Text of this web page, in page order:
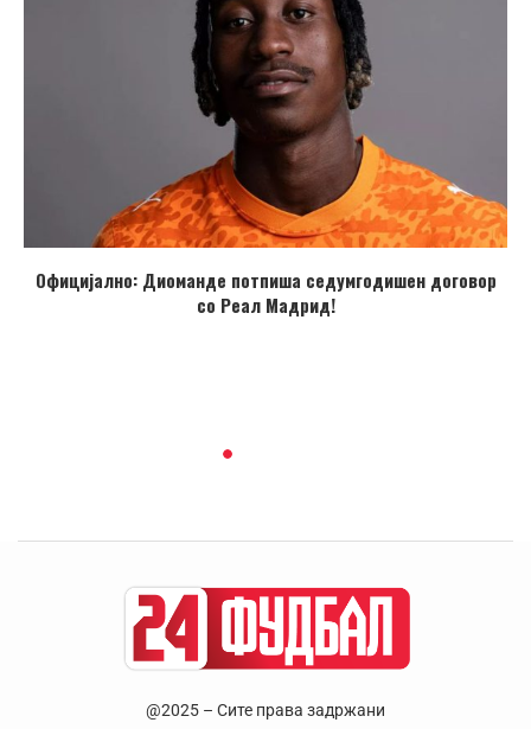
Официјално: Диоманде потпиша седумгодишен договор
со Реал Мадрид!
@2025 – Сите права задржани